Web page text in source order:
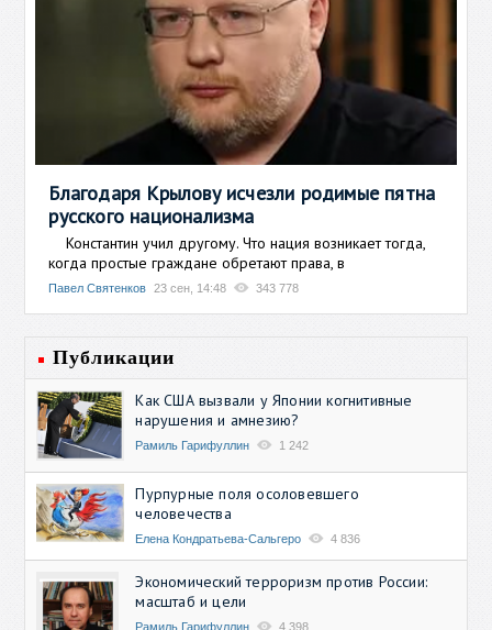
Благодаря Крылову исчезли родимые пятна
русского национализма
Константин учил другому. Что нация возникает тогда,
когда простые граждане обретают права, в
Павел Святенков 23 сен, 14:48 343 778
Публикации
Как США вызвали у Японии когнитивные
нарушения и амнезию?
Рамиль Гарифуллин 1 242
Пурпурные поля осоловевшего
человечества
Елена Кондратьева-Сальгеро 4 836
Экономический терроризм против России:
масштаб и цели
Рамиль Гарифуллин 4 398